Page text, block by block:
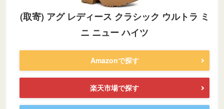
(取寄) アグ レディース クラシック ウルトラ ミ
ニ ニュー ハイツ
Amazonで探す
楽天市場で探す